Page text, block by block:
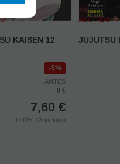
KAISEN 12
5%
ANTES
8 €
7,60 €
4.00% IVA incluido
AGOTADO
JUJUTSU